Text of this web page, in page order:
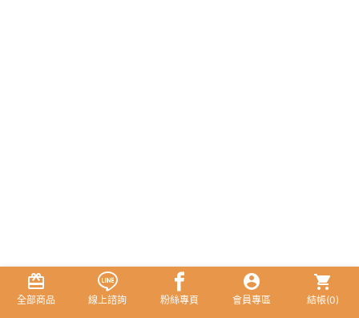
全部商品 線上諮詢 粉絲專頁 會員專區 結帳(0)